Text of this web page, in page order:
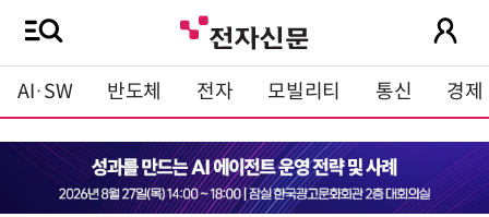
AI·SW 반도체 전자 모빌리티 통신 경제